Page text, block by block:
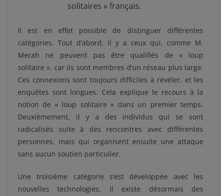
solitaires » français.
Il est en effet possible de distinguer différentes
catégories. Tout d’abord, il y a ceux qui, comme M.
Merah ne peuvent pas être qualifiés de « loup
solitaire », car ils sont membres d’un réseau plus large.
Ces connexions sont toujours difficiles à révéler, et les
enquêtes sont longues. Cela explique le recours à la
notion de « loup solitaire » dans un premier temps.
Deuxièmement, il y a des individus qui se sont
radicalisés suite à des rencontres avec différentes
personnes, mais qui organisent ensuite une attaque
sans aucun soutien particulier.
Une troisième catégorie s’est développée avec les
nouvelles technologies. Il existe désormais des